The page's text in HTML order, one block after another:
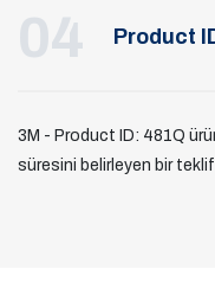
04 Product
3M - Product ID: 481Q
süresini belirleyen bir